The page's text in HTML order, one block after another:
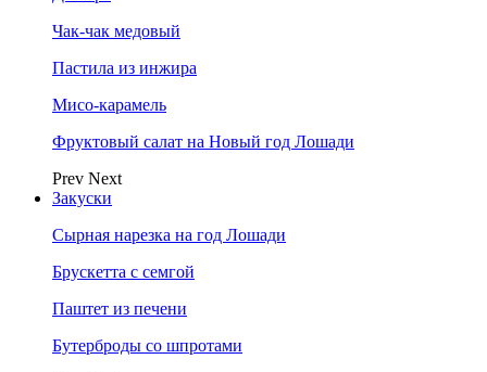
Чак-чак медовый
Пастила из инжира
Мисо-карамель
Фруктовый салат на Новый год Лошади
Prev Next
Закуски
Сырная нарезка на год Лошади
Брускетта с семгой
Паштет из печени
Бутерброды со шпротами